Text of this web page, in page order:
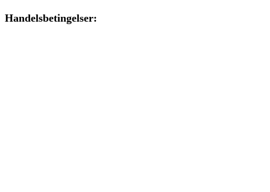
Handelsbetingelser: